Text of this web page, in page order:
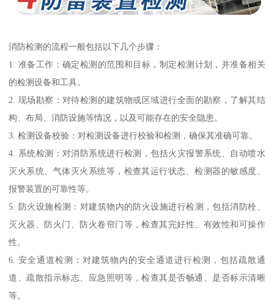
消防检测的流程一般包括以下几个步骤：
1. 准备工作：确定检测的范围和目标，制定检测计划，并准备相关
的检测设备和工具。
2. 现场勘察：对待检测的建筑物或区域进行全面的勘察，了解其结
构、布局、消防设施等情况，以及可能存在的安全隐患。
3. 检测设备校验：对检测设备进行校验和检测，确保其准确可靠。
4. 系统检测：对消防系统进行检测，包括火灾报警系统、自动喷水
灭火系统、气体灭火系统等，检查其运行状态、检测器的敏感度、
报警装置的可靠性等。
5. 防火设施检测：对建筑物内的防火设施进行检测，包括消防栓、
灭火器、防火门、防火卷帘门等，检查其完好性、有效性和可操作
性。
6. 安全通道检测：对建筑物内的安全通道进行检测，包括疏散通
道、疏散指示标志、应急照明等，检查其是否畅通、是否标示清晰
等。